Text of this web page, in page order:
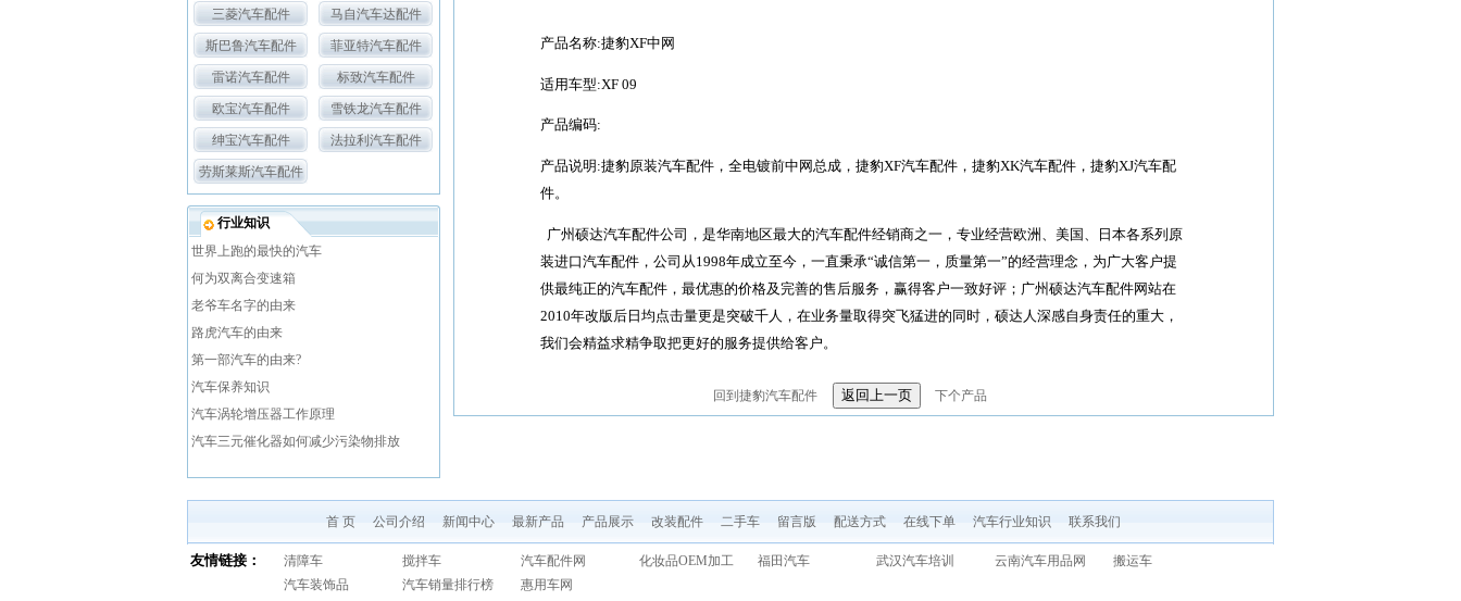
三菱汽车配件 马自汽车达配件
斯巴鲁汽车配件 菲亚特汽车配件
雷诺汽车配件 标致汽车配件
欧宝汽车配件 雪铁龙汽车配件
绅宝汽车配件 法拉利汽车配件
劳斯莱斯汽车配件
行业知识
世界上跑的最快的汽车
何为双离合变速箱
老爷车名字的由来
路虎汽车的由来
第一部汽车的由来?
汽车保养知识
汽车涡轮增压器工作原理
汽车三元催化器如何减少污染物排放
产品名称:捷豹XF中网
适用车型:XF 09
产品编码:
产品说明:捷豹原装汽车配件，全电镀前中网总成，捷豹XF汽车配件，捷豹XK汽车配件，捷豹XJ汽车配
件。
广州硕达汽车配件公司，是华南地区最大的汽车配件经销商之一，专业经营欧洲、美国、日本各系列原
装进口汽车配件，公司从1998年成立至今，一直秉承“诚信第一，质量第一”的经营理念，为广大客户提
供最纯正的汽车配件，最优惠的价格及完善的售后服务，赢得客户一致好评；广州硕达汽车配件网站在
2010年改版后日均点击量更是突破千人，在业务量取得突飞猛进的同时，硕达人深感自身责任的重大，
我们会精益求精争取把更好的服务提供给客户。
回到捷豹汽车配件 下个产品
首 页 公司介绍 新闻中心 最新产品 产品展示 改装配件 二手车 留言版 配送方式 在线下单 汽车行业知识 联系我们
友情链接： 清障车 搅拌车 汽车配件网 化妆品OEM加工 福田汽车 武汉汽车培训 云南汽车用品网
搬运车
汽车装饰品
汽车销量排行榜 惠用车网